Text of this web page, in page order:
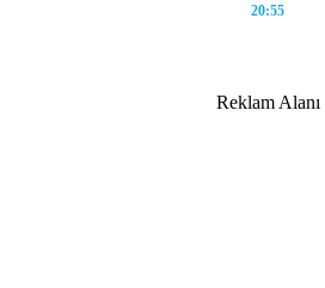
20:55
Reklam Alanı